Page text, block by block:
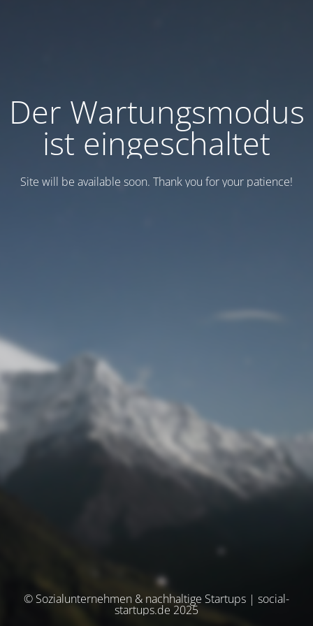
Der Wartungsmodus
ist eingeschaltet
Site will be available soon. Thank you for your patience!
© Sozialunternehmen & nachhaltige Startups | social-
startups.de 2025